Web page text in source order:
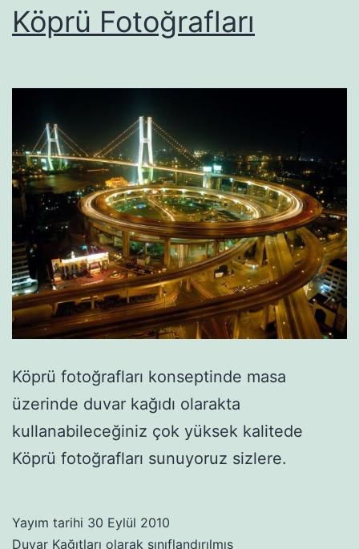
Köprü Fotoğrafları
Köprü fotoğrafları konseptinde masa
üzerinde duvar kağıdı olarakta
kullanabileceğiniz çok yüksek kalitede
Köprü fotoğrafları sunuyoruz sizlere.
Yayım tarihi 30 Eylül 2010
Duvar Kağıtları olarak sınıflandırılmış